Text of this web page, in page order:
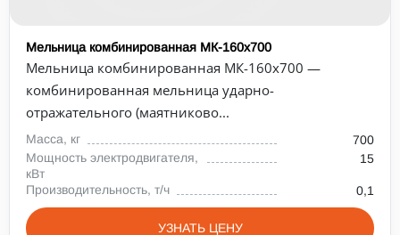
Мельница комбинированная МК-160х700
Мельница комбинированная МК-160х700 —
комбинированная мельница ударно-
отражательного (маятниково...
Масса, кг
700
Мощность электродвигателя,
кВт
15
Производительность, т/ч 0,1
УЗНАТЬ ЦЕНУ